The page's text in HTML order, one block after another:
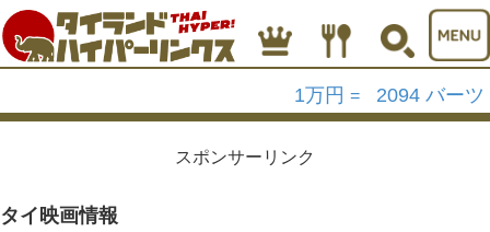
1万円 = 2094 バーツ
スポンサーリンク
タイ映画情報